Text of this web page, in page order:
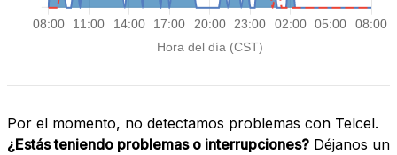
Por el momento, no detectamos problemas con Telcel.
¿Estás teniendo problemas o interrupciones? Déjanos un